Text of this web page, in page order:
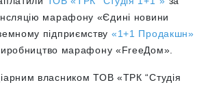
марафону «Єдині новини
підприємству «1+1 Продакшн»
марафону «FreeДом».
власникомТОВ «ТРК “Студія